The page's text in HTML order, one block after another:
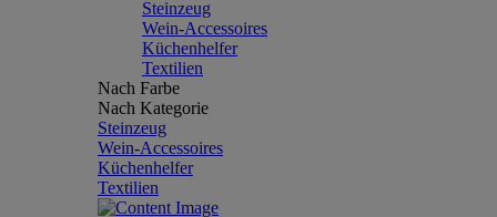
Steinzeug
Wein-Accessoires
Küchenhelfer
Textilien
Nach Farbe
Nach Kategorie
Steinzeug
Wein-Accessoires
Küchenhelfer
Textilien